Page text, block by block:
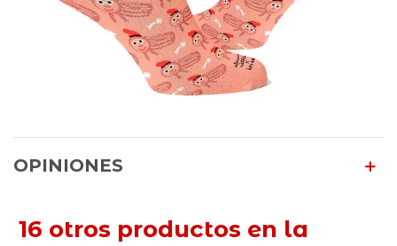
OPINIONES
16 otros productos en la